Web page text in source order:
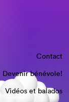
Contact
Devenir bénévole!
Vidéos et balados